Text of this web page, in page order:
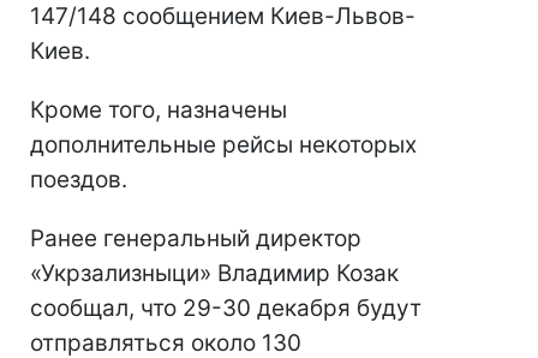
147/148 сообщением Киев-Львов-
Киев.
Кроме того, назначены
дополнительные рейсы некоторых
поездов.
Ранее генеральный директор
«Укрзализныци» Владимир Козак
сообщал, что 29-30 декабря будут
отправляться около 130